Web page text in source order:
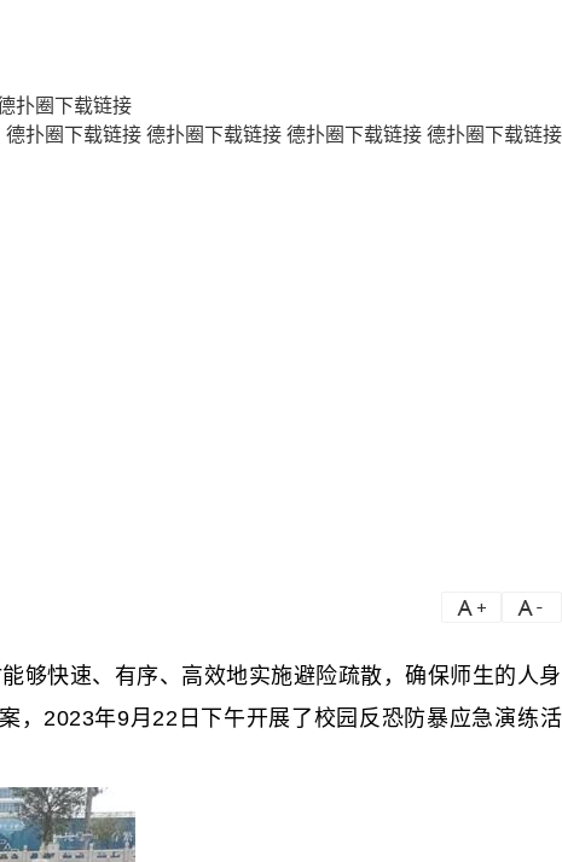
扑圈下载链接
德扑圈下载链接 德扑圈下载链接 德扑圈下载链接 德扑圈下载链接
快速、有序、高效地实施避险疏散，确保师生的人身
，2023年9月22日下午开展了校园反恐防暴应急演练活